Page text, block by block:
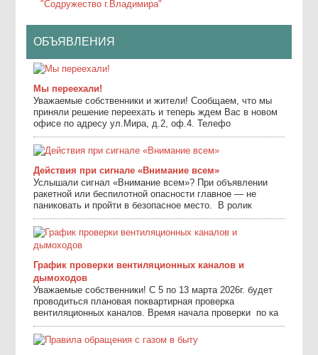
"Содружество г.Владимира"
ОБЪЯВЛЕНИЯ
Мы переехали!
Уважаемые собственники и жители! Сообщаем, что мы
приняли решение переехать и теперь ждем Вас в новом
офисе по адресу ул.Мира, д.2, оф.4. Телефо
Действия при сигнале «Внимание всем»
Услышали сигнал «Внимание всем»? При объявлении
ракетной или беспилотной опасности главное — не
паниковать и пройти в безопасное место. ⁣ В ролик
График проверки вентиляционных каналов и
дымоходов
Уважаемые собственники! С 5 по 13 марта 2026г. будет
проводиться плановая поквартирная проверка
вентиляционных каналов. Время начала проверки по ка